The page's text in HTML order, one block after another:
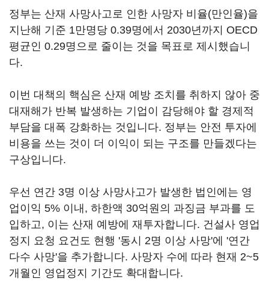
정부는 산재 사망사고로 인한 사망자 비율(만인율)을
지난해 기준 1만명당 0.39명에서 2030년까지 OECD
평균인 0.29명으로 줄이는 것을 목표로 제시했습니
다.
이번 대책의 핵심은 산재 예방 조치를 취하지 않아 중
대재해가 반복 발생하는 기업이 감당해야 할 경제적
부담을 대폭 강화하는 것입니다. 정부는 안전 투자에
비용을 쓰는 것이 더 이익이 되는 구조를 만들겠다는
구상입니다.
우선 연간 3명 이상 사망사고가 발생한 법인에는 영
업이익 5% 이내, 하한액 30억원의 과징금 부과를 도
입하고, 이는 산재 예방에 재투자합니다. 건설사 영업
정지 요청 요건도 현행 '동시 2명 이상 사망'에 '연간
다수 사망'을 추가합니다. 사망자 수에 따라 현재 2~5
개월인 영업정지 기간도 확대합니다.